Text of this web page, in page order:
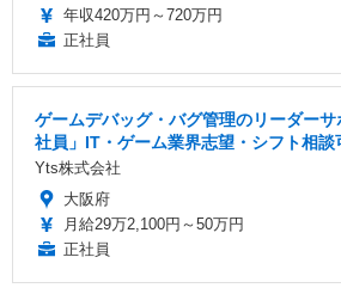
年収420万円～720万円
正社員
ゲームデバッグ・バグ管理のリーダー
社員」IT・ゲーム業界志望・シフト相
Yts株式会社
大阪府
月給29万2,100円～50万円
正社員